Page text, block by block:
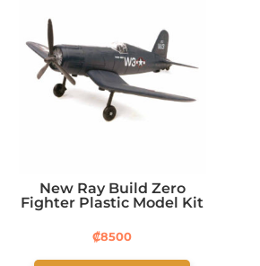
New Ray Build Zero
Fighter Plastic Model Kit
₡8500